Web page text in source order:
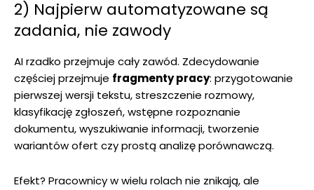
2) Najpierw automatyzowane są
zadania, nie zawody
AI rzadko przejmuje cały zawód. Zdecydowanie
częściej przejmuje fragmenty pracy: przygotowanie
pierwszej wersji tekstu, streszczenie rozmowy,
klasyfikację zgłoszeń, wstępne rozpoznanie
dokumentu, wyszukiwanie informacji, tworzenie
wariantów ofert czy prostą analizę porównawczą.
Efekt? Pracownicy w wielu rolach nie znikają, ale